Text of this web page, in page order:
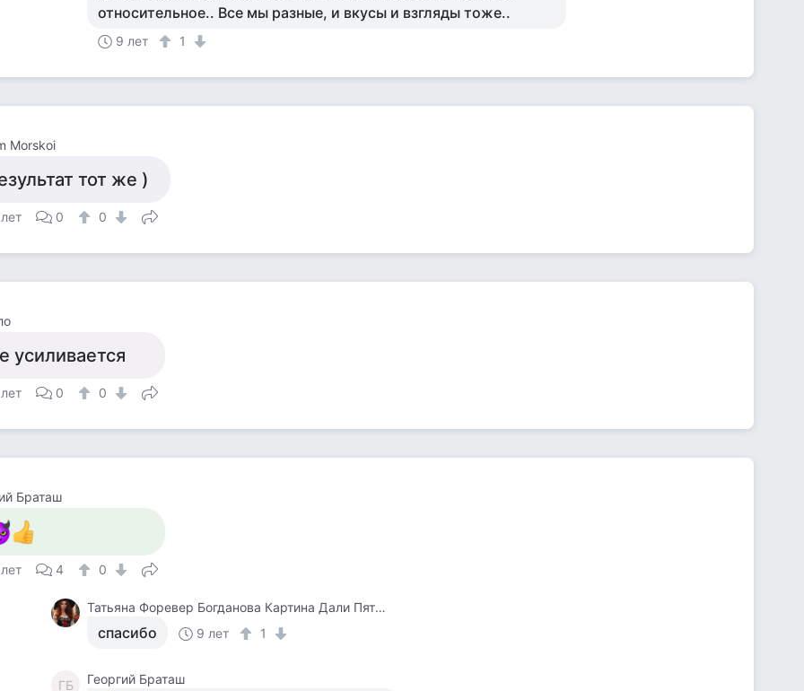
относительное.. Все мы разные, и вкусы и взгляды тоже..
9 лет 1
Morskoi
тот же )
0 0
усиливается
0 0
Браташ
4 0
Татьяна Форевер Богданова Картина Дали Пять Минут До Пробуждения Или Кормежки Кошек
спасибо 9 лет 1
ГБ Георгий Браташ